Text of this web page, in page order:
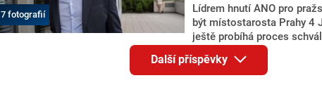
7 fotografií
Lídrem hnutí ANO pro
být místostarosta Prahy 4
ještě probíhá proces
Jana Hušbauera Výborem
redakci místopředseda
Benkovič. O Hušbauerovi
Další příspěvky